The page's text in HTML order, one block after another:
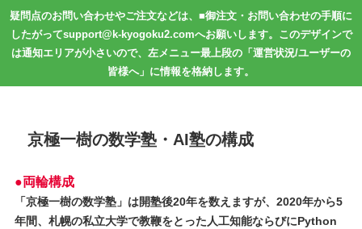
疑問点のお問い合わせやご注文などは、■御注文・お問い合わせの手順に
したがってsupport@k-kyogoku2.comへお願いします。このデザインで
は通知エリアが小さいので、左メニュー最上段の「運営状況/ユーザーの
皆様へ」に情報を格納します。
京極一樹の数学塾・AI塾の構成
●両輪構成
「京極一樹の数学塾」は開塾後20年を数えますが、2020年から5
年間、札幌の私立大学で教鞭をとった人工知能ならびにPython